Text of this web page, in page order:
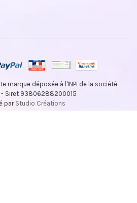
marque déposée à l'INPI de la société
- Siret 93806288200015
par Studio Créations